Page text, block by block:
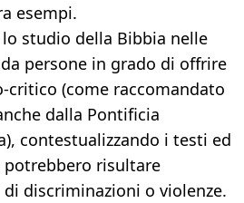
esempi.
studio della Bibbia nelle
persone in grado di offrire
critico (come raccomandato
dalla Pontificia
contestualizzando i testi ed
risultare
discriminazioni o violenze.